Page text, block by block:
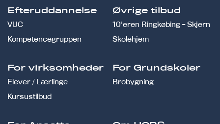
Efteruddannelse
VUC
Kompetencegruppen
Øvrige tilbud
10'eren Ringkøbing - Skjern
Skolehjem
For virksomheder
Elever / Lærlinge
Kursustilbud
For Grundskoler
Brobygning